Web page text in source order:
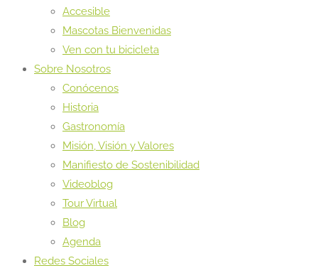
Accesible
Mascotas Bienvenidas
Ven con tu bicicleta
Sobre Nosotros
Conócenos
Historia
Gastronomía
Misión, Visión y Valores
Manifiesto de Sostenibilidad
Videoblog
Tour Virtual
Blog
Agenda
Redes Sociales